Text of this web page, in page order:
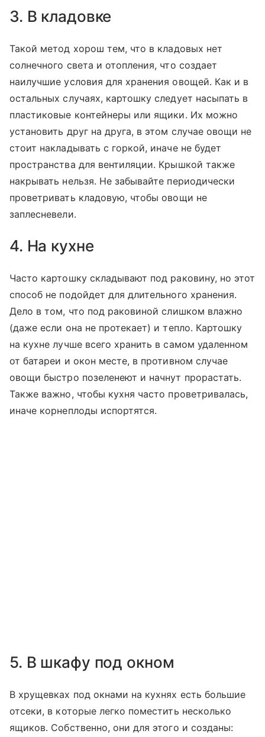
3. В кладовке
Такой метод хорош тем, что в кладовых нет
солнечного света и отопления, что создает
наилучшие условия для хранения овощей. Как и в
остальных случаях, картошку следует насыпать в
пластиковые контейнеры или ящики. Их можно
установить друг на друга, в этом случае овощи не
стоит накладывать с горкой, иначе не будет
пространства для вентиляции. Крышкой также
накрывать нельзя. Не забывайте периодически
проветривать кладовую, чтобы овощи не
заплесневели.
4. На кухне
Часто картошку складывают под раковину, но этот
способ не подойдет для длительного хранения.
Дело в том, что под раковиной слишком влажно
(даже если она не протекает) и тепло. Картошку
на кухне лучше всего хранить в самом удаленном
от батареи и окон месте, в противном случае
овощи быстро позеленеют и начнут прорастать.
Также важно, чтобы кухня часто проветривалась,
иначе корнеплоды испортятся.
5. В шкафу под окном
В хрущевках под окнами на кухнях есть большие
отсеки, в которые легко поместить несколько
ящиков. Собственно, они для этого и созданы: